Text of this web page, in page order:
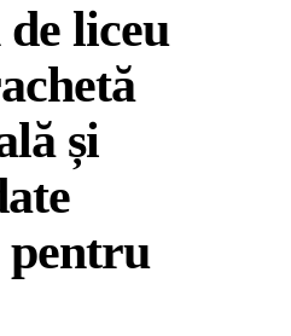
liceu
și
pentru